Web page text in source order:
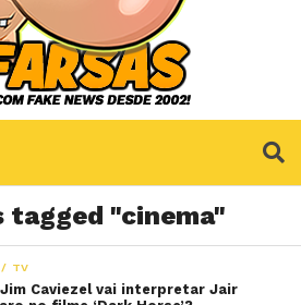
tagged "cinema"
/ TV
Caviezel vai interpretar Jair